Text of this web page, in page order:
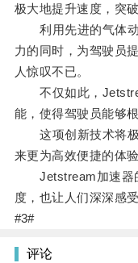
极大地提升速度，突
利用先进的气体动
力的同时，为驾驶员
人惊叹不已。
不仅如此，
能，使得驾驶员能够
这项创新技术将极
来更为高效便捷的体验
Jetstream加速器的
度，也让人们深深感
#3#
评论